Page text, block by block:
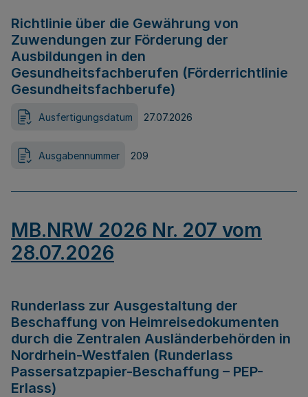
Richtlinie über die Gewährung von
Zuwendungen zur Förderung der
Ausbildungen in den
Gesundheitsfachberufen (Förderrichtlinie
Gesundheitsfachberufe)
Ausfertigungsdatum 27.07.2026
Ausgabennummer 209
MB.NRW 2026 Nr. 207 vom
28.07.2026
Runderlass zur Ausgestaltung der
Beschaffung von Heimreisedokumenten
durch die Zentralen Ausländerbehörden in
Nordrhein-Westfalen (Runderlass
Passersatzpapier-Beschaffung – PEP-
Erlass)